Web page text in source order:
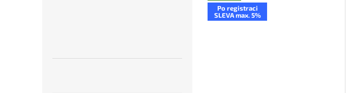
Po registraci
SLEVA max. 5%